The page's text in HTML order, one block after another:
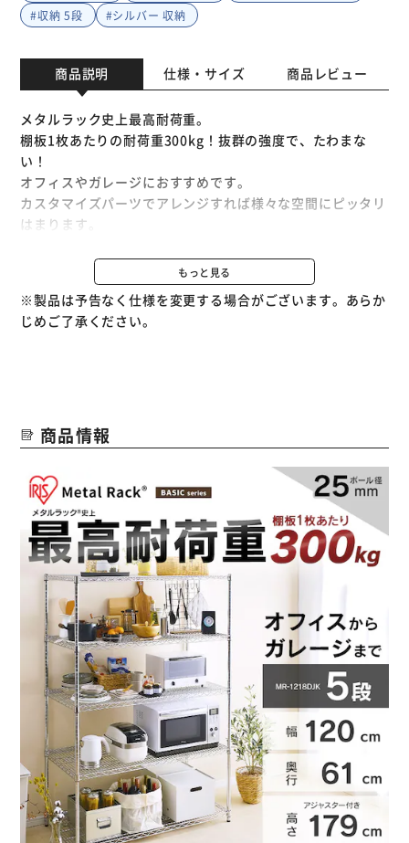
#収納 5段
#シルバー 収納
商品説明 仕様・サイズ 商品レビュー
メタルラック史上最高耐荷重。
棚板1枚あたりの耐荷重300kg！抜群の強度で、たわまな
い！
オフィスやガレージにおすすめです。
カスタマイズパーツでアレンジすれば様々な空間にピッタリ
はまります。
★お客様組立★ もっと見る
※製品は予告なく仕様を変更する場合がございます。あらか
じめご了承ください。
商品情報